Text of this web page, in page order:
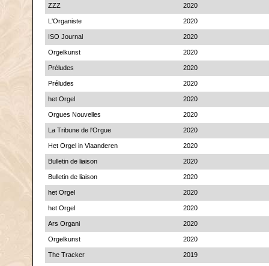
ZZZ 2020
L'Organiste 2020
ISO Journal 2020
Orgelkunst 2020
Préludes 2020
Préludes 2020
het Orgel 2020
Orgues Nouvelles 2020
La Tribune de l'Orgue 2020
Het Orgel in Vlaanderen 2020
Bulletin de liaison 2020
Bulletin de liaison 2020
het Orgel 2020
het Orgel 2020
Ars Organi 2020
Orgelkunst 2020
The Tracker 2019